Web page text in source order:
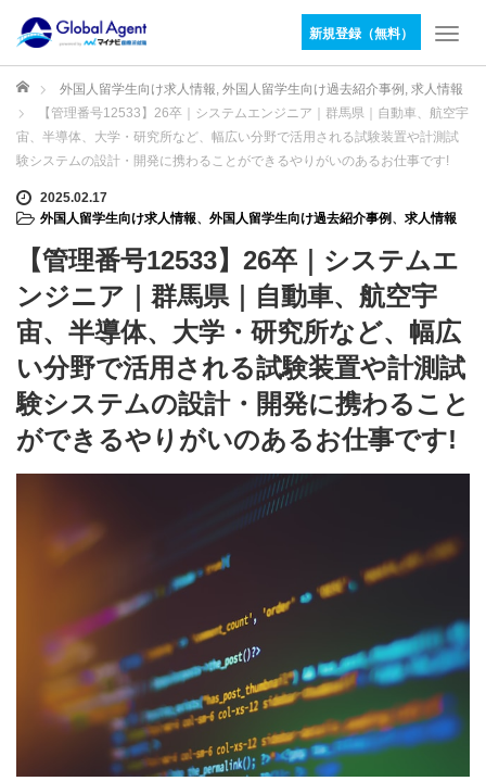
新規登録（無料）
T
g
g
l
v
g
i
o
n
ホーム 外国人留学生向け求人情報, 外国人留学生向け過去紹介事例 , 求人情報
【管理番号12533】26卒｜システムエンジニア｜群馬県｜自動車、航空宇
宙、半導体、大学・研究所など、幅広い分野で活用される試験装置や計測試
験システムの設計・開発に携わることができるやりがいのあるお仕事です!
2025.02.17
外国人留学生向け求人情報、 外国人留学生向け過去紹介事例 、 求人情報
【管理番号12533】26卒｜システムエ
ンジニア｜群馬県｜自動車、航空宇
宙、半導体、大学・研究所など、幅広
い分野で活用される試験装置や計測試
験システムの設計・開発に携わること
ができるやりがいのあるお仕事です!